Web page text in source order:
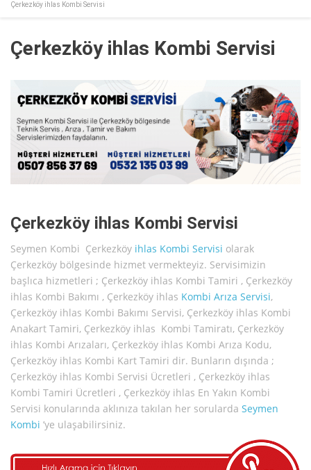
Çerkezköy ihlas Kombi Servisi
Çerkezköy ihlas Kombi Servisi
Çerkezköy ihlas Kombi Servisi
Seymen Kombi Çerkezköy ihlas Kombi Servisi olarak
Çerkezköy bölgesinde hizmet vermekteyiz. Servisimizin
başlıca hizmetleri ; Çerkezköy ihlas Kombi Tamiri , Çerkezköy
ihlas Kombi Bakımı , Çerkezköy ihlas Kombi Arıza Servisi,
Çerkezköy ihlas Kombi Bakımı Servisi, Çerkezköy ihlas Kombi
Anakart Tamiri, Çerkezköy ihlas Kombi Tamiratı, Çerkezköy
ihlas Kombi Arızaları, Çerkezköy ihlas Kombi Arıza Kodu,
Çerkezköy ihlas Kombi Kart Tamiri dir. Bunların dışında ;
Çerkezköy ihlas Kombi Servisi Ücretleri , Çerkezköy ihlas
Kombi Tamiri Ücretleri , Çerkezköy ihlas En Yakın Kombi
Servisi konularında aklınıza takılan her sorularda Seymen
Kombi ’ye ulaşabilirsiniz.